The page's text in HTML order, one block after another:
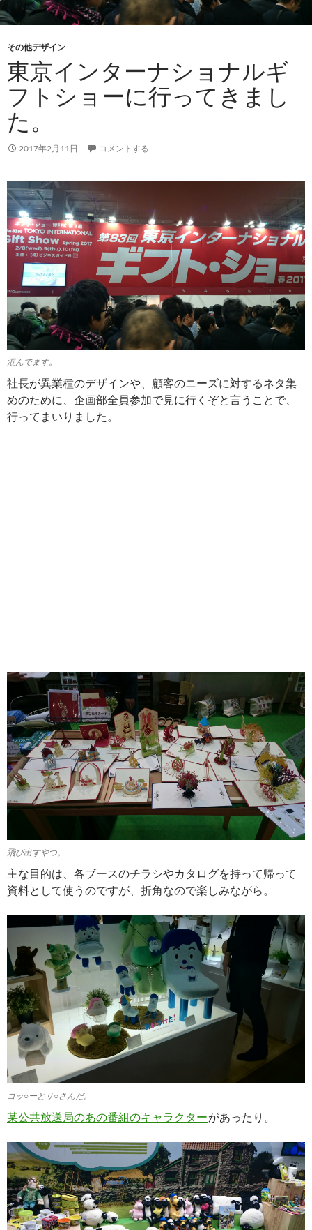
その他デザイン
東京インターナショナルギ
フトショーに行ってきまし
た。
2017年2月11日 コメントする
混んでます。
社長が異業種のデザインや、顧客のニーズに対するネタ集
めのために、企画部全員参加で見に行くぞと言うことで、
行ってまいりました。
飛び出すやつ。
主な目的は、各ブースのチラシやカタログを持って帰って
資料として使うのですが、折角なので楽しみながら。
コッ○ーとサ○さんだ。
某公共放送局のあの番組のキャラクターがあったり。